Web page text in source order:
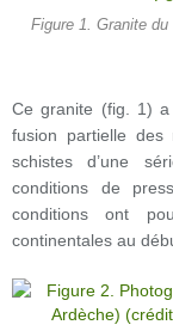
Figure 1. Granite
Ce granite (fig. 1)
fusion partielle des
schistes d’une
conditions de
conditions ont
continentales au